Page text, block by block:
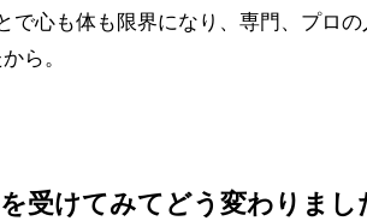
で心も体も限界になり、専門、プロ
ら。
受けてみてどう変わりまし